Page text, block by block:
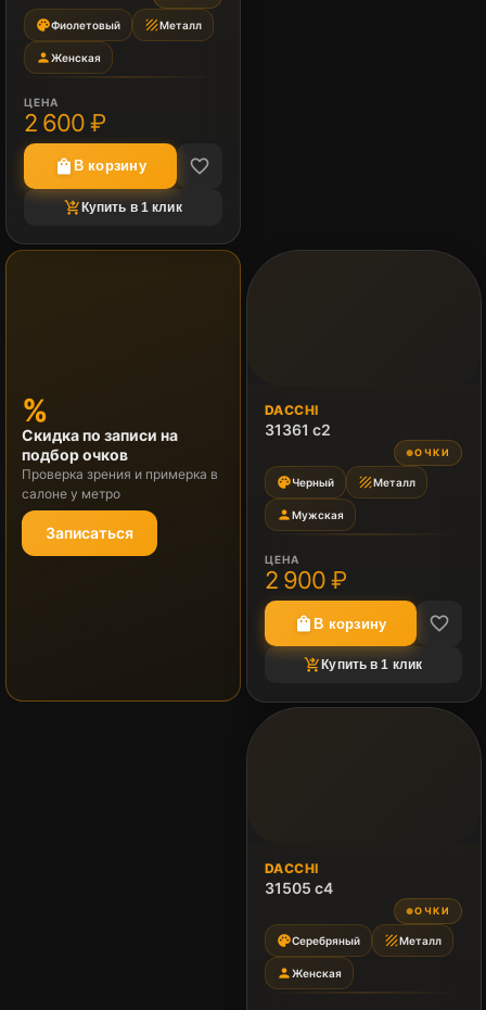
paletteФиолетовый textureМеталл
personЖенская
ЦЕНА
2 600 ₽
shopping_bag В корзину favorite_border
shopping_cart_checkoutКупить в 1 клик
%
Скидка по записи на
подбор очков
Проверка зрения и примерка в
салоне у метро
Записаться
DACCHI
31361 c2
●ОЧКИ
paletteЧерный textureМеталл
personМужская
ЦЕНА
2 900 ₽
shopping_bagВ корзину favorite_border
shopping_cart_checkoutКупить в 1 клик
DACCHI
31505 c4
●ОЧКИ
paletteСеребряный textureМеталл
personЖенская